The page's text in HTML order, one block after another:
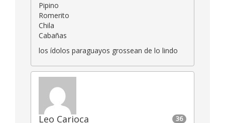
Pipino
Romerito
Chila
Cabañas
los ídolos paraguayos grossean de lo lindo
36
Leo Carioca